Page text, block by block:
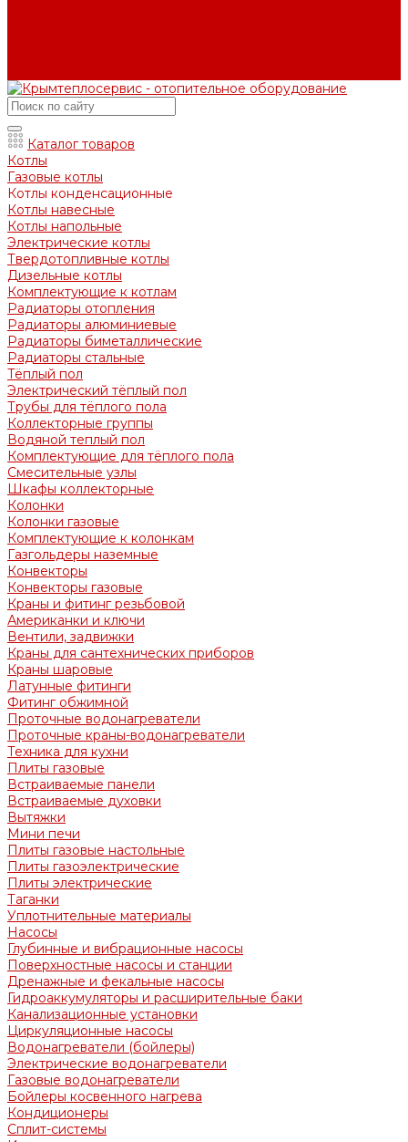
Каталог товаров
Котлы
Газовые котлы
Котлы конденсационные
Котлы навесные
Котлы напольные
Электрические котлы
Твердотопливные котлы
Дизельные котлы
Комплектующие к котлам
Радиаторы отопления
Радиаторы алюминиевые
Радиаторы биметаллические
Радиаторы стальные
Тёплый пол
Электрический тёплый пол
Трубы для тёплого пола
Коллекторные группы
Водяной теплый пол
Комплектующие для тёплого пола
Смесительные узлы
Шкафы коллекторные
Колонки
Колонки газовые
Комплектующие к колонкам
Газгольдеры наземные
Конвекторы
Конвекторы газовые
Краны и фитинг резьбовой
Американки и ключи
Вентили, задвижки
Краны для сантехнических приборов
Краны шаровые
Латунные фитинги
Фитинг обжимной
Проточные водонагреватели
Проточные краны-водонагреватели
Техника для кухни
Плиты газовые
Встраиваемые панели
Встраиваемые духовки
Вытяжки
Мини печи
Плиты газовые настольные
Плиты газоэлектрические
Плиты электрические
Таганки
Уплотнительные материалы
Насосы
Глубинные и вибрационные насосы
Поверхностные насосы и станции
Дренажные и фекальные насосы
Гидроаккумуляторы и расширительные баки
Канализационные установки
Циркуляционные насосы
Водонагреватели (бойлеры)
Электрические водонагреватели
Газовые водонагреватели
Бойлеры косвенного нагрева
Кондиционеры
Сплит-системы